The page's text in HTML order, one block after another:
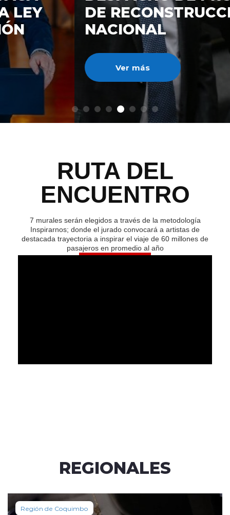
DE RECONSTRUCCIÓ
NACIONAL
Ver más
RUTA DEL
ENCUENTRO
7 murales serán elegidos a través de la metodología
Inspirarnos; donde el jurado convocará a artistas de
destacada trayectoria a inspirar el viaje de 60 millones de
pasajeros en promedio al año
REGIONALES
Región de Coquimbo